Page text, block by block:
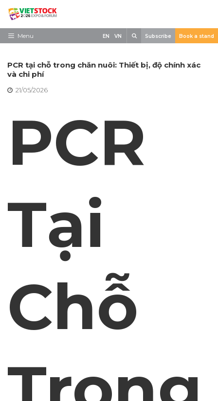
Skip
contentMenu
Về triển lãm
Trưng Bày
Tin tức
EN VN Subscribe Book a stand
PCR tại chỗ trong chăn nuôi: Thiết bị, độ chính xác
và chi phí
21/05/2026
PCR
Tại
Chỗ